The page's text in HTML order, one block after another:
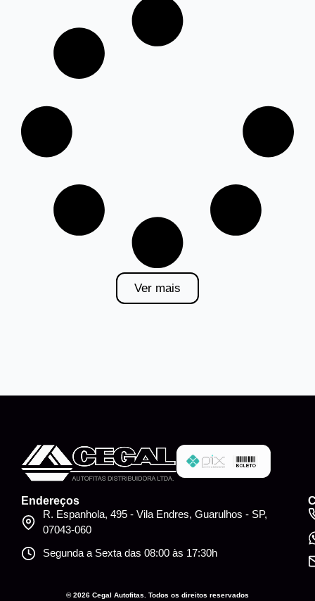
Ver mais
Endereços
R. Espanhola, 495 - Vila Endres, Guarulhos - SP,
07043-060
Segunda a Sexta das 08:00 às 17:30h
© 2026 Cegal Autofitas. Todos os direitos reservados